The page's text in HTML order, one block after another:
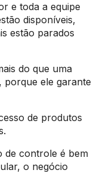
e toda a equipe
disponíveis,
estão parados
do que uma
porque ele garante
de produtos
de controle é bem
o negócio